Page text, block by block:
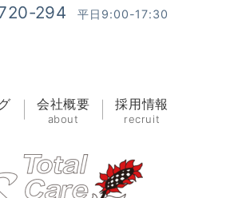
294 平日9:00-17:30
会社概要
about
採用情報
recruit